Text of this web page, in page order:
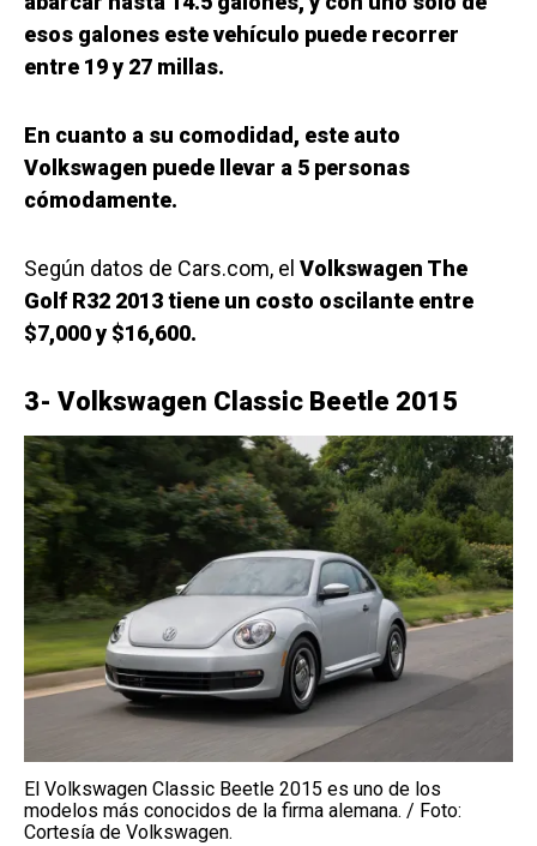
esos galones este vehículo puede recorrer
entre 19 y 27 millas.
En cuanto a su comodidad, este auto
Volkswagen puede llevar a 5 personas
cómodamente.
Según datos de Cars.com, el Volkswagen The
Golf R32 2013 tiene un costo oscilante entre
$7,000 y $16,600.
3- Volkswagen Classic Beetle 2015
El Volkswagen Classic Beetle 2015 es uno de los
modelos más conocidos de la firma alemana. / Foto:
Cortesía de Volkswagen.